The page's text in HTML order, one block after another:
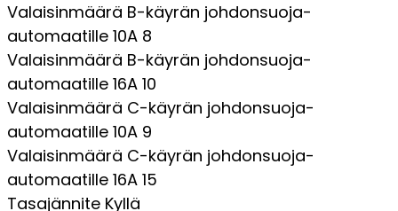
Valaisinmäärä B-käyrän johdonsuoja-
automaatille 10A 8
Valaisinmäärä B-käyrän johdonsuoja-
automaatille 16A 10
Valaisinmäärä C-käyrän johdonsuoja-
automaatille 10A 9
Valaisinmäärä C-käyrän johdonsuoja-
automaatille 16A 15
Tasajännite Kyllä